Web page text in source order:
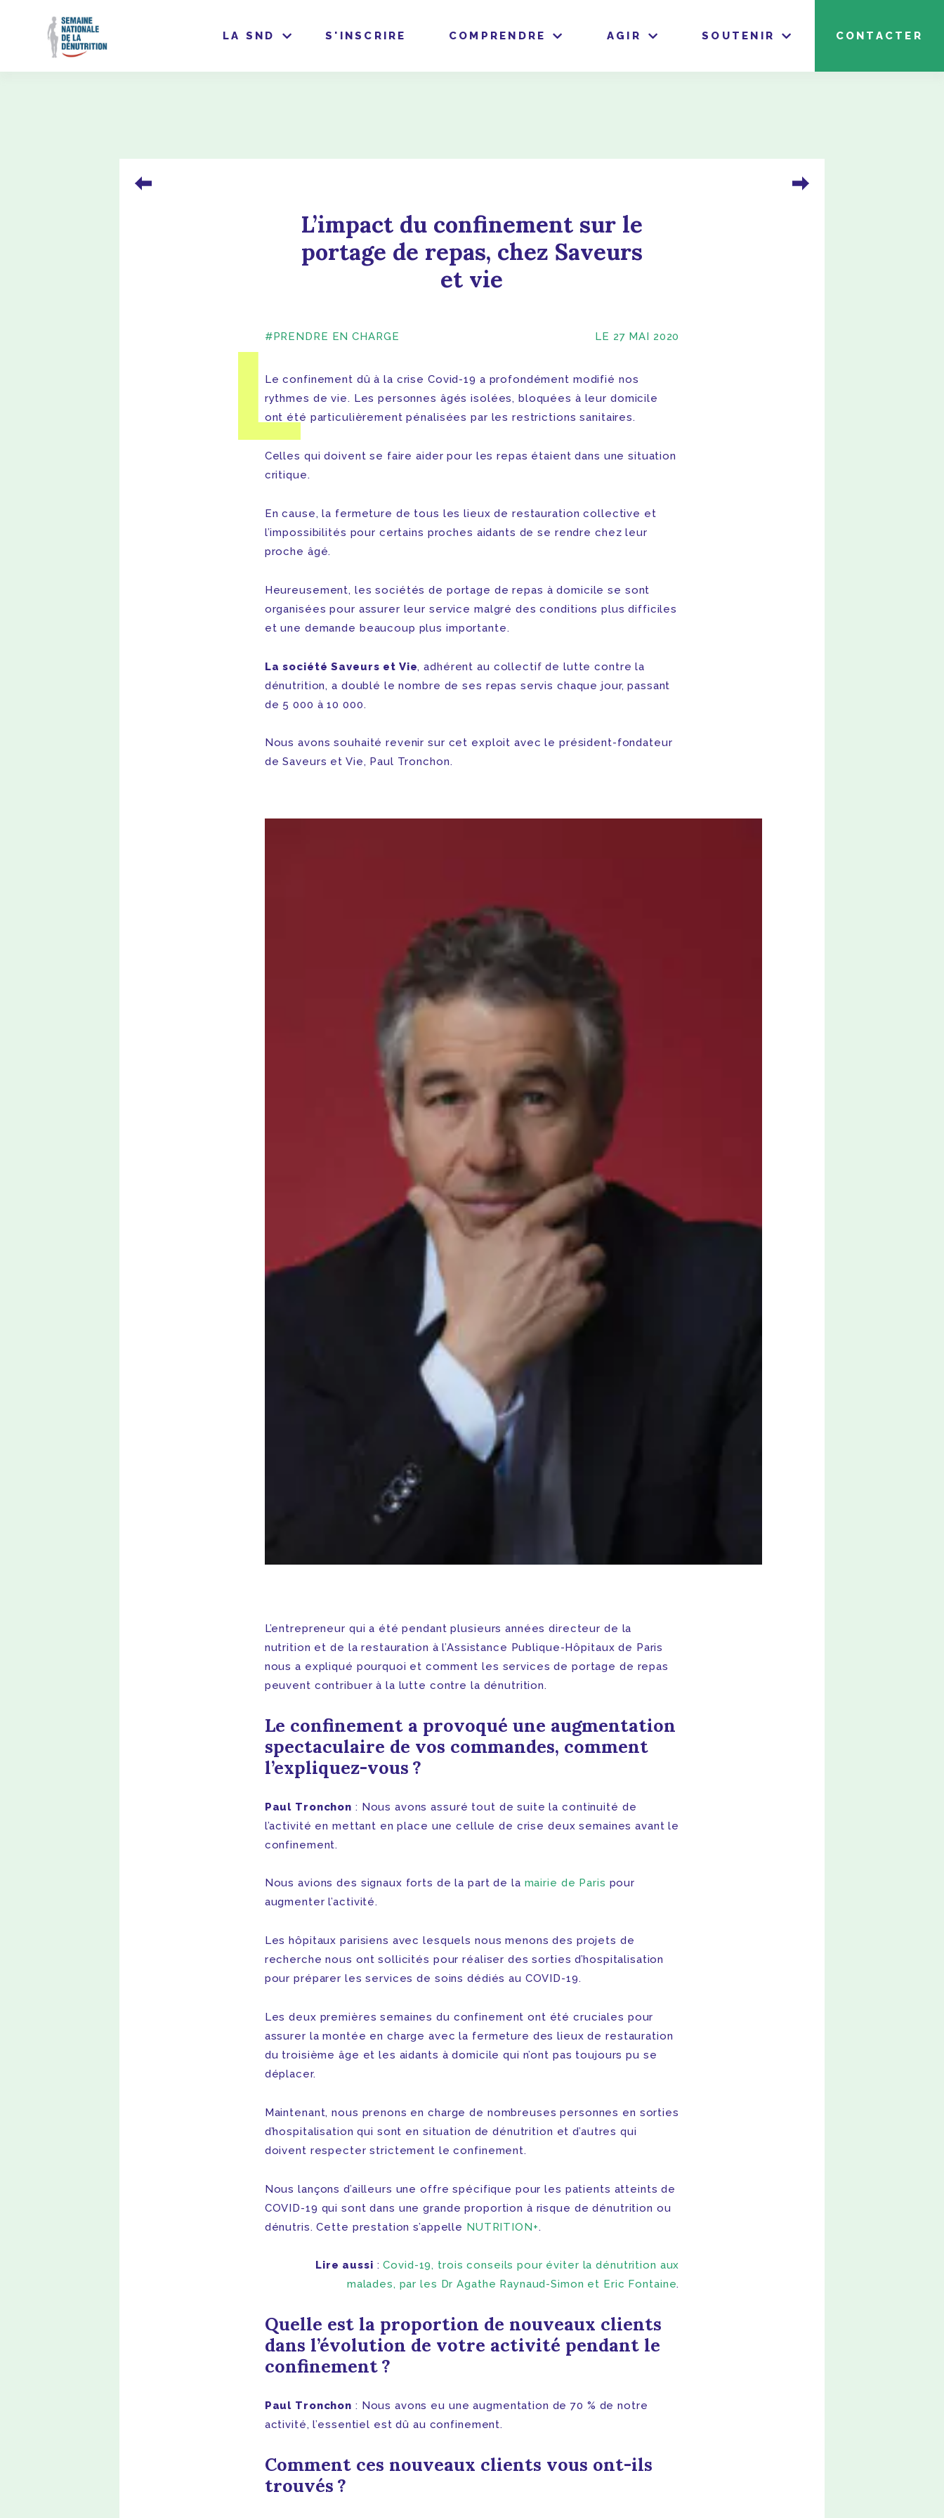
LA SND S'INSCRIRE COMPRENDRE AGIR SOUTENIR CONTACTER
L’impact du confinement sur le
portage de repas, chez Saveurs
et vie
#PRENDRE EN CHARGE LE 27 MAI 2020
Le confinement dû à la crise Covid-19 a profondément modifié nos
rythmes de vie. Les personnes âgés isolées, bloquées à leur domicile
ont été particulièrement pénalisées par les restrictions sanitaires.
Celles qui doivent se faire aider pour les repas étaient dans une situation
critique.
En cause, la fermeture de tous les lieux de restauration collective et
l’impossibilités pour certains proches aidants de se rendre chez leur
proche âgé.
Heureusement, les sociétés de portage de repas à domicile se sont
organisées pour assurer leur service malgré des conditions plus difficiles
et une demande beaucoup plus importante.
La société Saveurs et Vie, adhérent au collectif de lutte contre la
dénutrition, a doublé le nombre de ses repas servis chaque jour, passant
de 5 000 à 10 000.
Nous avons souhaité revenir sur cet exploit avec le président-fondateur
de Saveurs et Vie, Paul Tronchon.
L’entrepreneur qui a été pendant plusieurs années directeur de la
nutrition et de la restauration à l’Assistance Publique-Hôpitaux de Paris
nous a expliqué pourquoi et comment les services de portage de repas
peuvent contribuer à la lutte contre la dénutrition.
Le confinement a provoqué une augmentation
spectaculaire de vos commandes, comment
l’expliquez-vous ?
Paul Tronchon : Nous avons assuré tout de suite la continuité de
l’activité en mettant en place une cellule de crise deux semaines avant le
confinement.
Nous avions des signaux forts de la part de la mairie de Paris pour
augmenter l’activité.
Les hôpitaux parisiens avec lesquels nous menons des projets de
recherche nous ont sollicités pour réaliser des sorties d’hospitalisation
pour préparer les services de soins dédiés au COVID-19.
Les deux premières semaines du confinement ont été cruciales pour
assurer la montée en charge avec la fermeture des lieux de restauration
du troisième âge et les aidants à domicile qui n’ont pas toujours pu se
déplacer.
Maintenant, nous prenons en charge de nombreuses personnes en sorties
d’hospitalisation qui sont en situation de dénutrition et d’autres qui
doivent respecter strictement le confinement.
Nous lançons d’ailleurs une offre spécifique pour les patients atteints de
COVID-19 qui sont dans une grande proportion à risque de dénutrition ou
dénutris. Cette prestation s’appelle NUTRITION+.
Lire aussi :Covid-19, trois conseils pour éviter la dénutrition aux
malades, par les Dr Agathe Raynaud-Simon et Eric Fontaine.
Quelle est la proportion de nouveaux clients
dans l’évolution de votre activité pendant le
confinement ?
Paul Tronchon : Nous avons eu une augmentation de 70 % de notre
activité, l’essentiel est dû au confinement.
Comment ces nouveaux clients vous ont-ils
trouvés ?
L